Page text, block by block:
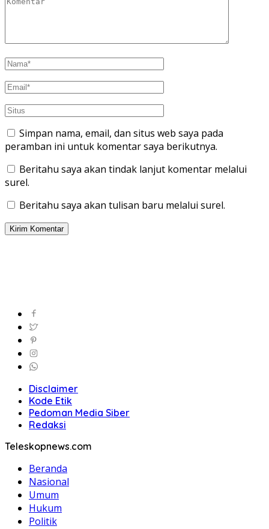
Simpan nama, email, dan situs web saya pada
peramban ini untuk komentar saya berikutnya.
Beritahu saya akan tindak lanjut komentar melalui
surel.
Beritahu saya akan tulisan baru melalui surel.
Disclaimer
Kode Etik
Pedoman Media Siber
Redaksi
Teleskopnews.com
Beranda
Nasional
Umum
Hukum
Politik